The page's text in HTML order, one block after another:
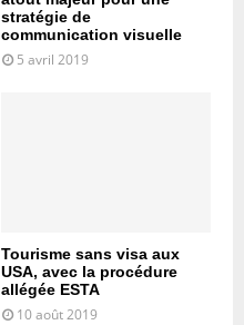
stratégie de
communication visuelle
5 avril 2019
Tourisme sans visa aux
USA, avec la procédure
allégée ESTA
10 août 2019